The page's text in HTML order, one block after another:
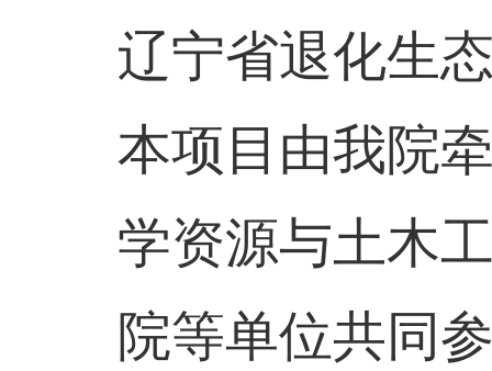
辽宁省退化生
本项目由我院
学资源与土木
院等单位共同